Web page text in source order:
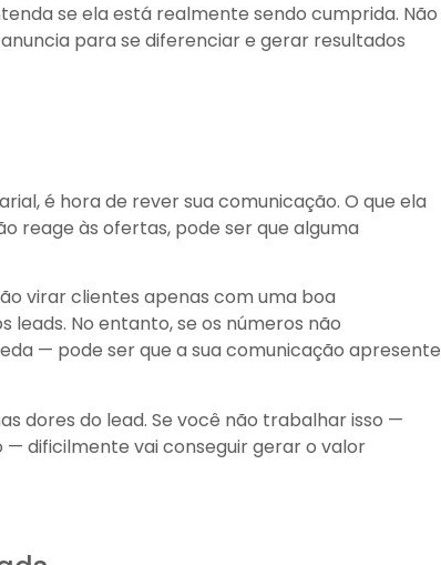
se ela está realmente sendo cumprida. Não
para se diferenciar e gerar resultados
é hora de rever sua comunicação. O que ela
reage às ofertas, pode ser que alguma
virar clientes apenas com uma boa
leads. No entanto, se os números não
— pode ser que a sua comunicação apresente
dores do lead. Se você não trabalhar isso —
dificilmente vai conseguir gerar o valor